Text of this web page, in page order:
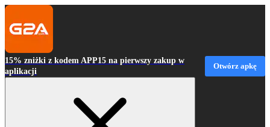
15% zniżki z kodem APP15 na pierwszy zakup w
aplikacji
Otwórz apkę